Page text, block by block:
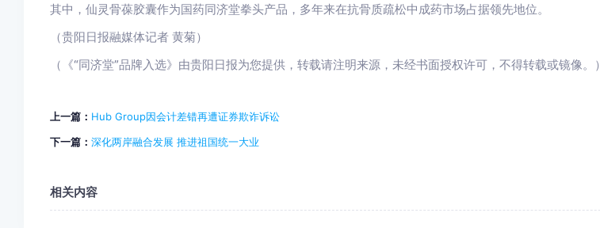
其中，仙灵骨葆胶囊作为国药同济堂拳头产品，多年来在抗骨质疏松中成药市场占据领先地位。
（贵阳日报融媒体记者 黄菊）
（《“同济堂”品牌入选》由贵阳日报为您提供，转载请注明来源，未经书面授权许可，不得转载或镜像。）
上一篇： Hub Group因会计差错再遭证券欺诈诉讼
下一篇： 深化两岸融合发展 推进祖国统一大业
相关内容